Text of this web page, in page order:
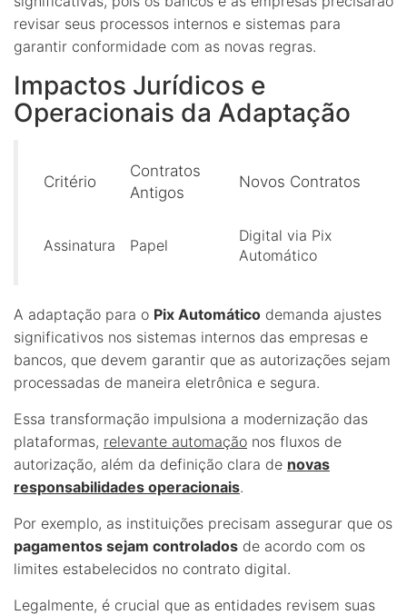
revisar seus processos internos e sistemas para
garantir conformidade com as novas regras.
Impactos Jurídicos e
Operacionais da Adaptação
Critério
Contratos
Antigos
Novos Contratos
Assinatura Papel
Digital via Pix
Automático
A adaptação para o Pix Automático demanda ajustes
significativos nos sistemas internos das empresas e
bancos, que devem garantir que as autorizações sejam
processadas de maneira eletrônica e segura.
Essa transformação impulsiona a modernização das
plataformas, relevante automação nos fluxos de
autorização, além da definição clara de novas
responsabilidades operacionais.
Por exemplo, as instituições precisam assegurar que os
pagamentos sejam controlados de acordo com os
limites estabelecidos no contrato digital.
Legalmente, é crucial que as entidades revisem suas